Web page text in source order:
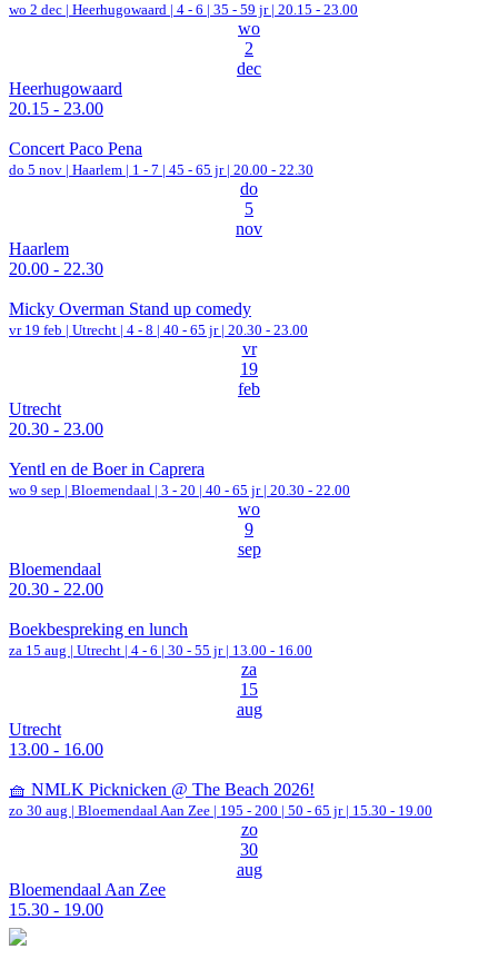
wo 2 dec | Heerhugowaard | 4 - 6 | 35 - 59 jr | 20.15 - 23.00
wo
2
dec
Heerhugowaard
20.15 - 23.00
Concert Paco Pena
do 5 nov | Haarlem | 1 - 7 | 45 - 65 jr | 20.00 - 22.30
do
5
nov
Haarlem
20.00 - 22.30
Micky Overman Stand up comedy
vr 19 feb | Utrecht | 4 - 8 | 40 - 65 jr | 20.30 - 23.00
vr
19
feb
Utrecht
20.30 - 23.00
Yentl en de Boer in Caprera
wo 9 sep | Bloemendaal | 3 - 20 | 40 - 65 jr | 20.30 - 22.00
wo
9
sep
Bloemendaal
20.30 - 22.00
Boekbespreking en lunch
za 15 aug | Utrecht | 4 - 6 | 30 - 55 jr | 13.00 - 16.00
za
15
aug
Utrecht
13.00 - 16.00
🧺 NMLK Picknicken @ The Beach 2026!
zo 30 aug | Bloemendaal Aan Zee | 195 - 200 | 50 - 65 jr | 15.30 - 19.00
zo
30
aug
Bloemendaal Aan Zee
15.30 - 19.00